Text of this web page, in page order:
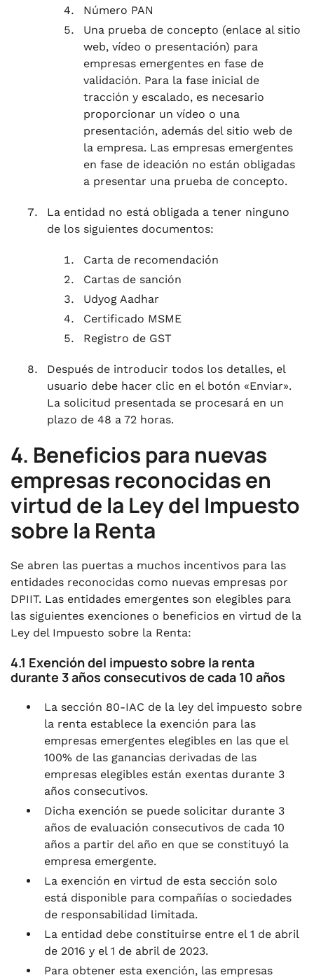
Número PAN
Una prueba de concepto (enlace al sitio
web, vídeo o presentación) para
empresas emergentes en fase de
validación. Para la fase inicial de
tracción y escalado, es necesario
proporcionar un vídeo o una
presentación, además del sitio web de
la empresa. Las empresas emergentes
en fase de ideación no están obligadas
a presentar una prueba de concepto.
La entidad no está obligada a tener ninguno
de los siguientes documentos:
Carta de recomendación
Cartas de sanción
Udyog Aadhar
Certificado MSME
Registro de GST
Después de introducir todos los detalles, el
usuario debe hacer clic en el botón «Enviar».
La solicitud presentada se procesará en un
plazo de 48 a 72 horas.
4. Beneficios para nuevas
empresas reconocidas en
virtud de la Ley del Impuesto
sobre la Renta
Se abren las puertas a muchos incentivos para las
entidades reconocidas como nuevas empresas por
DPIIT. Las entidades emergentes son elegibles para
las siguientes exenciones o beneficios en virtud de la
Ley del Impuesto sobre la Renta:
4.1 Exención del impuesto sobre la renta
durante 3 años consecutivos de cada 10 años
La sección 80-IAC de la ley del impuesto sobre
la renta establece la exención para las
empresas emergentes elegibles en las que el
100% de las ganancias derivadas de las
empresas elegibles están exentas durante 3
años consecutivos.
Dicha exención se puede solicitar durante 3
años de evaluación consecutivos de cada 10
años a partir del año en que se constituyó la
empresa emergente.
La exención en virtud de esta sección solo
está disponible para compañías o sociedades
de responsabilidad limitada.
La entidad debe constituirse entre el 1 de abril
de 2016 y el 1 de abril de 2023.
Para obtener esta exención, las empresas